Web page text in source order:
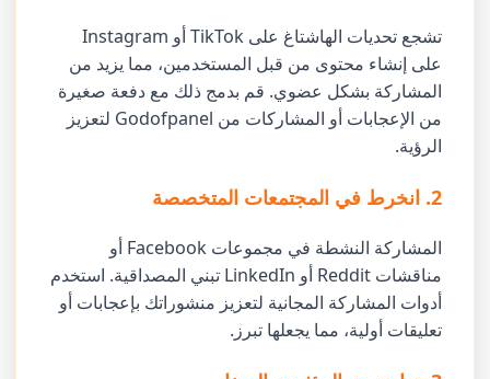
تشجع تحديات الهاشتاغ على TikTok أو Instagram
على إنشاء محتوى من قبل المستخدمين، مما يزيد من
المشاركة بشكل عضوي. قم بدمج ذلك مع دفعة صغيرة
من الإعجابات أو المشاركات من Godofpanel لتعزيز
الرؤية.
2. انخرط في المجتمعات المتخصصة
المشاركة النشطة في مجموعات Facebook أو
مناقشات Reddit أو LinkedIn تبني المصداقية. استخدم
أدوات المشاركة المجانية لتعزيز منشوراتك بإعجابات أو
تعليقات أولية، مما يجعلها تبرز.